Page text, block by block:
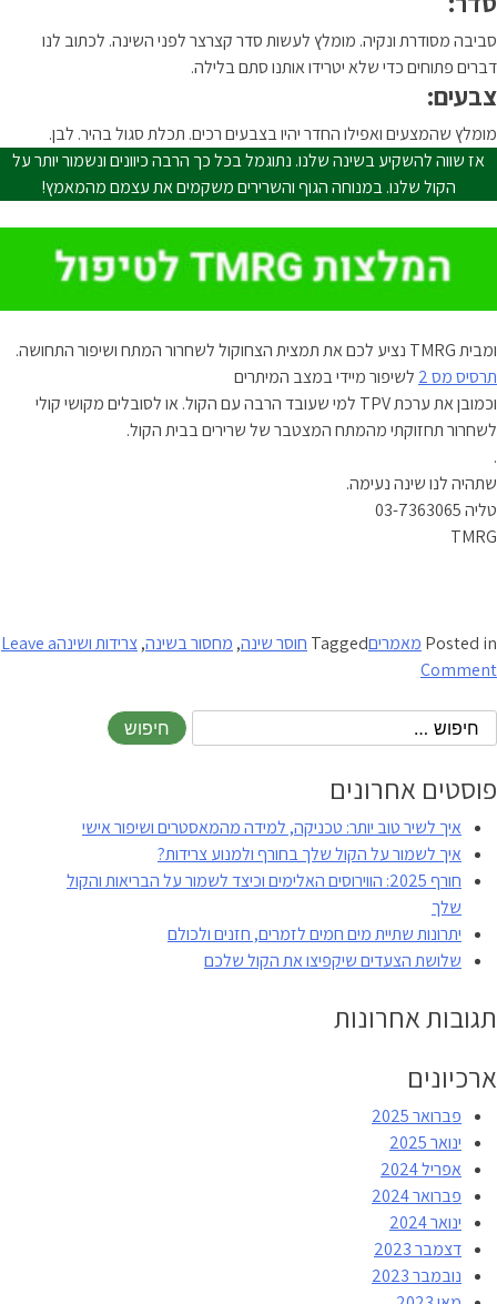
סביבה מסודרת ונקיה. מומלץ לעשות סדר קצרצר לפני השינה. לכתוב לנו
דברים פתוחים כדי שלא יטרידו אותנו סתם בלילה.
צבעים:
מומלץ שהמצעים ואפילו החדר יהיו בצבעים רכים. תכלת סגול בהיר. לבן.
אז שווה להשקיע בשינה שלנו. נתוגמל בכל כך הרבה כיוונים ונשמור יותר על
הקול שלנו. במנוחה הגוף והשרירים משקמים את עצמם מהמאמץ!
ומבית TMRG נציע לכם את תמצית הצחוקול לשחרור המתח ושיפור התחושה.
תרסיס מס 2
לשיפור מיידי במצב המיתרים
וכמובן את ערכת TPV למי שעובד הרבה עם הקול. או לסובלים מקושי קולי
לשחרור תחזוקתי מהמתח המצטבר של שרירים בבית הקול.
.
שתהיה לנו שינה נעימה.
טליה 03-7363065
TMRG
Posted in מאמריםTagged חוסר שינה, מחסור בשינה,צרידות ושינהLeave a
Comment
on
והקשר
לצרידות
פוסטים אחרונים
איך לשיר טוב יותר: טכניקה, למידה מהמאסטרים ושיפור אישי
איך לשמור על הקול שלך בחורף ולמנוע צרידות?
חורף 2025: הווירוסים האלימים וכיצד לשמור על הבריאות והקול
שלך
יתרונות שתיית מים חמים לזמרים, חזנים ולכולם
שלושת הצעדים שיקפיצו את הקול שלכם
תגובות אחרונות
ארכיונים
פברואר 2025
ינואר 2025
אפריל 2024
פברואר 2024
ינואר 2024
דצמבר 2023
נובמבר 2023